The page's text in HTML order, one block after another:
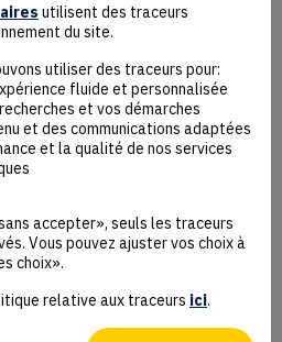
utilisent des traceurs
du site.
utiliser des traceurs pour:
fluide et personnalisée
et vos démarches
et des communications adaptées
et la qualité de nos services
accepter», seuls les traceurs
Vous pouvez ajuster vos choix à
choix».
relative aux traceurs ici.